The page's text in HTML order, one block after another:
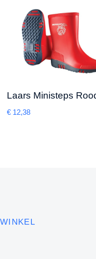
Laars Ministeps
€ 12,38
WINKEL